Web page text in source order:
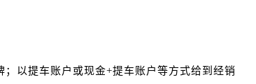
以提车账户或现金+提车账户等方式给到经销